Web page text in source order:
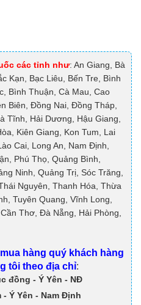
các tỉnh như: An Giang, Bà
Kạn, Bạc Liêu, Bến Tre, Bình
Bình Thuận, Cà Mau, Cao
Biên, Đồng Nai, Đồng Tháp,
Tĩnh, Hải Dương, Hậu Giang,
Kiên Giang, Kon Tum, Lai
Cai, Long An, Nam Định,
Phú Thọ, Quảng Bình,
Ninh, Quảng Trị, Sóc Trăng,
Nguyên, Thanh Hóa, Thừa
Tuyên Quang, Vĩnh Long,
Thơ, Đà Nẵng, Hải Phòng,
hàng quý khách hàng
tôi theo địa chỉ:
đồng - Ý Yên - NĐ
- Ý Yên - Nam Định